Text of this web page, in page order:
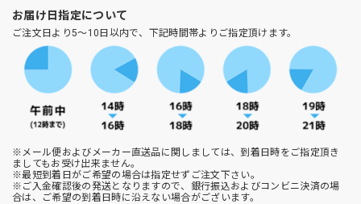
お届け日指定について
ご注文日より5～10日以内で、下記時間帯よりご指定頂けます。
※メール便およびメーカー直送品に関しましては、到着日時をご指定頂き
ましてもお受け出来ません。
※最短到着日がご希望の場合は指定せずご注文下さい。
※ご入金確認後の発送となりますので、銀行振込およびコンビニ決済の場
合は、ご希望の到着日時に沿えない場合がございます。